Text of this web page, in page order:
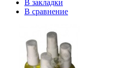
В закладки
В сравнение